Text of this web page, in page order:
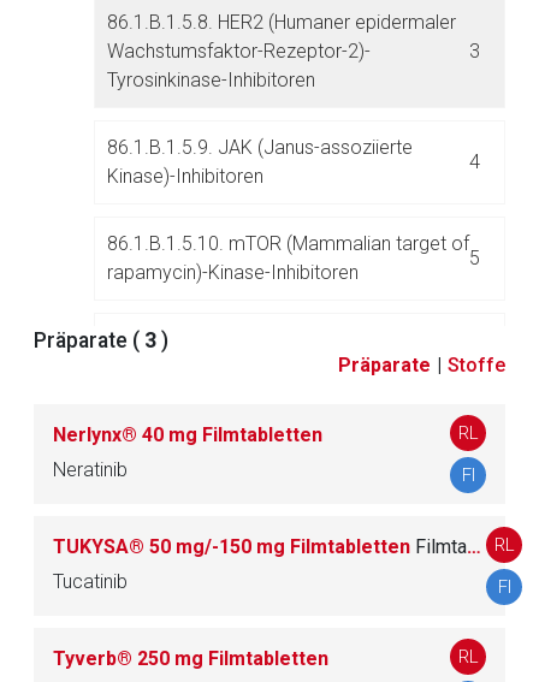
86.1.B.1.5.8. HER2 (Humaner epidermaler
Wachstumsfaktor-Rezeptor-2)-
Tyrosinkinase-Inhibitoren
3
86.1.B.1.5.9. JAK (Janus-assoziierte
Kinase)-Inhibitoren
4
86.1.B.1.5.10. mTOR (Mammalian target of
rapamycin)-Kinase-Inhibitoren
5
86.1.B.1.5.11. MEK (Mitogen-aktivierte
86.1.B.1.5.12. Phosphatidylinositol-3-
kinase (Pi3K)-Inhibitoren
2
endothelialer Wachstumsfaktor-Rezeptor)-
Tyrosinkinase-Inhibitoren
3
86.1.B.1.5.14. Andere Proteinkinase-
25
Präparate ( 3 )
Präparate | Stoffe
Nerlynx® 40 mg Filmtabletten
Neratinib
RL
FI
TUKYSA® 50 mg/-150 mg Filmtabletten Filmtablette
Tucatinib
RL
FI
Tyverb® 250 mg Filmtabletten RL
Zurück zur rote-liste.de Zur Seite